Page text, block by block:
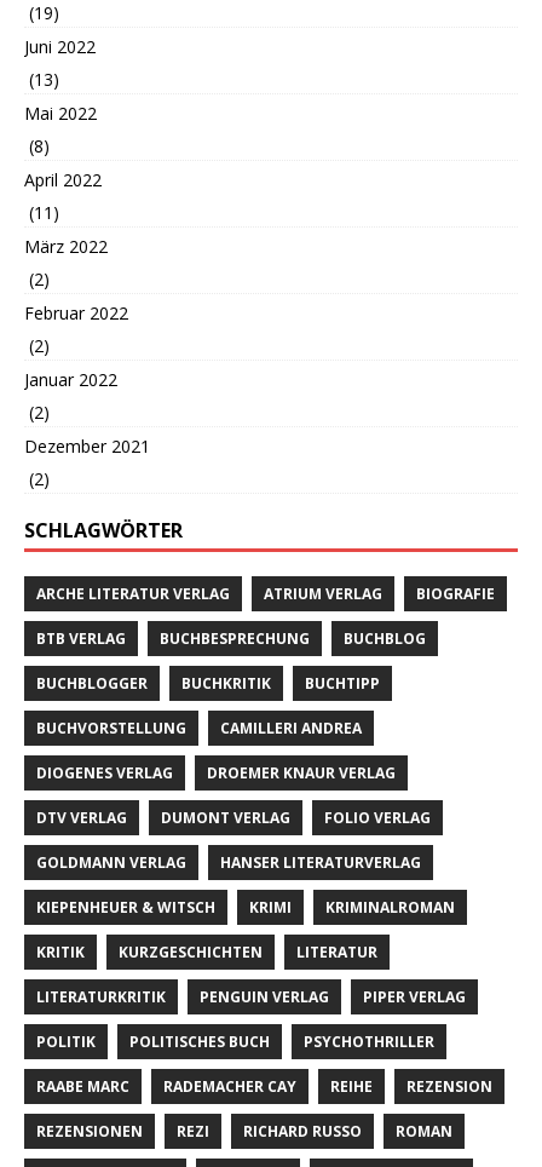
(19)
Juni 2022
(13)
Mai 2022
(8)
April 2022
(11)
März 2022
(2)
Februar 2022
(2)
Januar 2022
(2)
Dezember 2021
(2)
SCHLAGWÖRTER
ARCHE LITERATUR VERLAG ATRIUM VERLAG BIOGRAFIE
BTB VERLAG BUCHBESPRECHUNG BUCHBLOG
BUCHBLOGGER BUCHKRITIK BUCHTIPP
BUCHVORSTELLUNG CAMILLERI ANDREA
DIOGENES VERLAG DROEMER KNAUR VERLAG
DTV VERLAG DUMONT VERLAG FOLIO VERLAG
GOLDMANN VERLAG HANSER LITERATURVERLAG
KIEPENHEUER & WITSCH KRIMI KRIMINALROMAN
KRITIK KURZGESCHICHTEN LITERATUR
LITERATURKRITIK PENGUIN VERLAG PIPER VERLAG
POLITIK POLITISCHES BUCH PSYCHOTHRILLER
RAABE MARC RADEMACHER CAY REIHE REZENSION
REZENSIONEN REZI RICHARD RUSSO ROMAN